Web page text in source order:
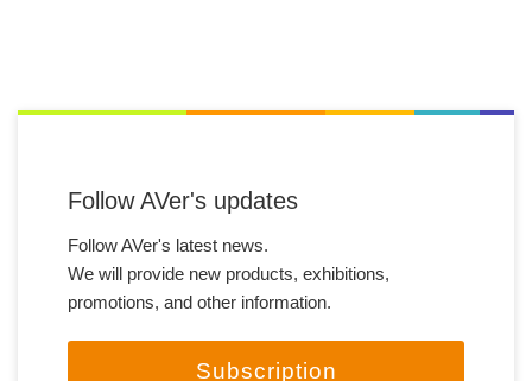
Follow AVer's updates
Follow AVer's latest news.
We will provide new products, exhibitions,
promotions, and other information.
Subscription